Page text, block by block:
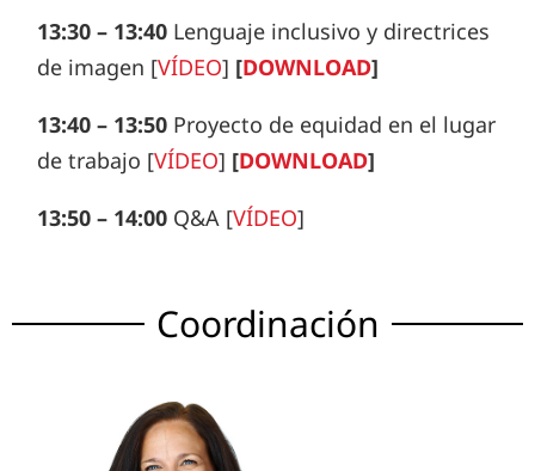
13:30 – 13:40 Lenguaje inclusivo y directrices
de imagen [VÍDEO] [DOWNLOAD]
13:40 – 13:50 Proyecto de equidad en el lugar
de trabajo [VÍDEO] [DOWNLOAD]
13:50 – 14:00 Q&A [VÍDEO]
Coordinación